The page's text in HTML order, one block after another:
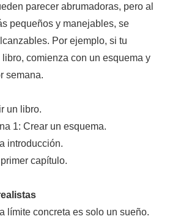
parecer abrumadoras, pero al
pequeños y manejables, se
Por ejemplo, si tu
comienza con un esquema y
semana.
un libro.
1: Crear un esquema.
introducción.
capítulo.
límite concreta es solo un sueño.